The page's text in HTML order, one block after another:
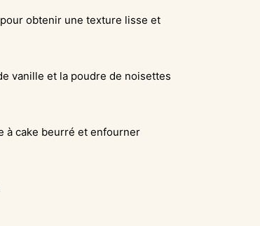
obtenir une texture lisse et
vanille et la poudre de noisettes
à cake beurré et enfourner